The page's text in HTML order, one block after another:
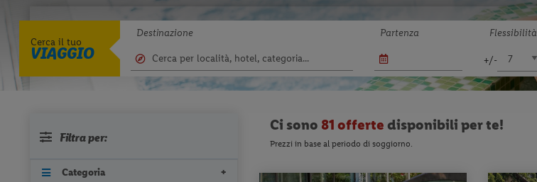
Cerca il tuo
VIAGGIO
Destinazione Partenza Flessibilità
+/-
Filtra per:
Categoria
Ci sono 81 offerte disponibili per te!
Prezzi in base al periodo di soggiorno.